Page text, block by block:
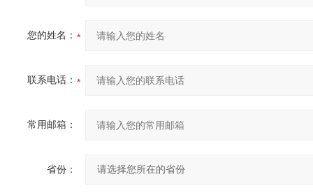
您的姓名：
联系电话：
常用邮箱：
省份：